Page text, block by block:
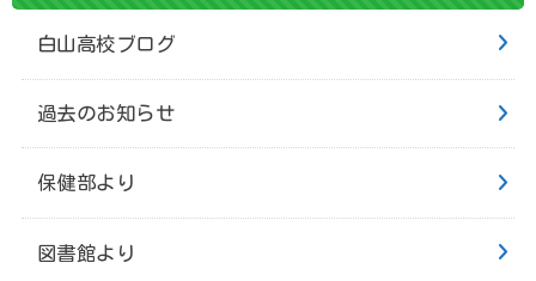
白山高校ブログ
過去のお知らせ
保健部より
図書館より